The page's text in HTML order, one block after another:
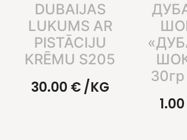
DUBAIJAS
LUKUMS AR
PISTĀCIJU
KRĒMU S205
30.00 €/KG
30гр
1.00